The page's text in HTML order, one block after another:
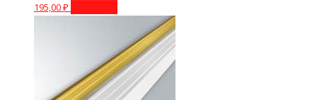
195,00₽